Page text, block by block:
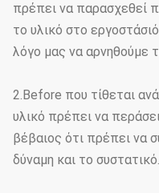
πρέπει να παρασχεθεί
το υλικό στο
λόγο μας να αρνηθούμε
2.Before που τίθεται
υλικό πρέπει να
βέβαιος ότι πρέπει να
δύναμη και το συστατικό.